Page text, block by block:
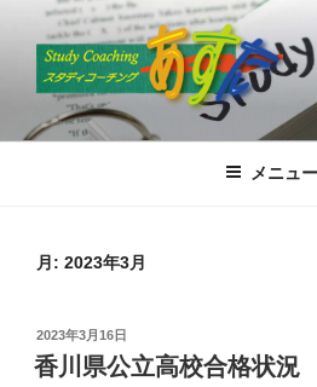
スタディコーチング
高松で国語塾といえば”あすた”
メニュー
月: 2023年3月
投
稿
日:
2023年3月16日
香川県公立高校合格状況